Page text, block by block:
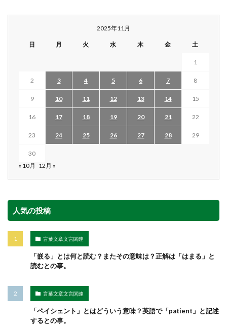
2025年11月
日 月 火 水 木 金 土
1
2 3 4 5 6 7 8
9 10 11 12 13 14 15
16 17 18 19 20 21 22
23 24 25 26 27 28 29
30
« 10月 12月 »
人気の投稿
言葉文章文言関連
「嵌る」とは何と読む？またその意味は？正解は「はまる」と
読むとの事。
言葉文章文言関連
「ペイシェント」とはどういう意味？英語で「patient」と記述
するとの事。